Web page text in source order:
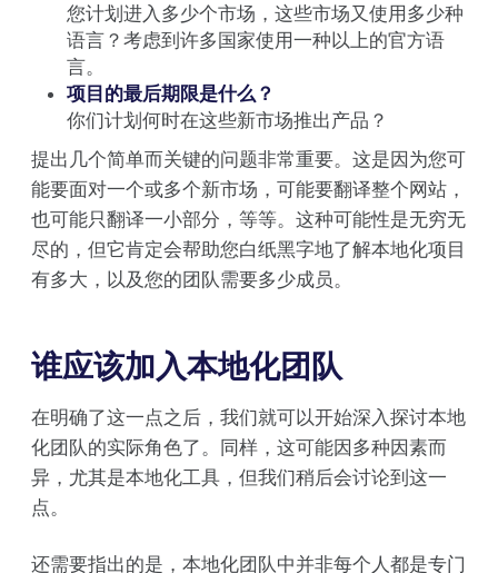
您计划进入多少个市场，这些市场又使用多少种
语言？考虑到许多国家使用一种以上的官方语
言。
项目的最后期限是什么？
你们计划何时在这些新市场推出产品？
提出几个简单而关键的问题非常重要。这是因为您可
能要面对一个或多个新市场，可能要翻译整个网站，
也可能只翻译一小部分，等等。这种可能性是无穷无
尽的，但它肯定会帮助您白纸黑字地了解本地化项目
有多大，以及您的团队需要多少成员。
谁应该加入本地化团队
在明确了这一点之后，我们就可以开始深入探讨本地
化团队的实际角色了。同样，这可能因多种因素而
异，尤其是本地化工具，但我们稍后会讨论到这一
点。
还需要指出的是，本地化团队中并非每个人都是专门